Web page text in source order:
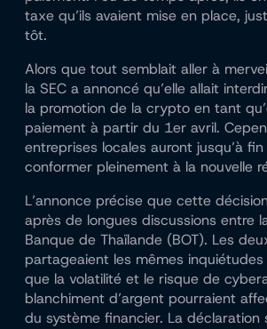
taxe qu’ils avaient mise en place,
tôt.
Alors que tout semblait aller à
la SEC a annoncé qu’elle allait
la promotion de la crypto en tant
paiement à partir du 1er avril.
entreprises locales auront jusqu’à
conformer pleinement à la nouvelle
L’annonce précise que cette
après de longues discussions entre
Banque de Thaïlande (BOT). Les
partageaient les mêmes
que la volatilité et le risque de
blanchiment d’argent pourraient
du système financier. La déclaration